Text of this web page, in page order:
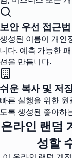
보안 우선 접근법
생성된 이름이 개인
니다. 예측 가능한
션을 만듭니다.
쉬운 복사 및 저
빠른 실행을 위한
도록 생성된 좋아하
온라인 랜덤
성할